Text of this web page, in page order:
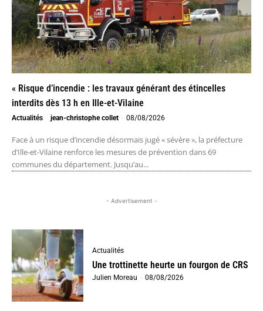
« Risque d’incendie : les travaux générant des étincelles
interdits dès 13 h en Ille-et-Vilaine
Actualités jean-christophe collet - 08/08/2026
Face à un risque d’incendie désormais jugé « sévère », la préfecture
d’Ille-et-Vilaine renforce les mesures de prévention dans 69
communes du département. Jusqu’au...
- Advertisement -
Actualités
Une trottinette heurte un fourgon de CRS
Julien Moreau - 08/08/2026